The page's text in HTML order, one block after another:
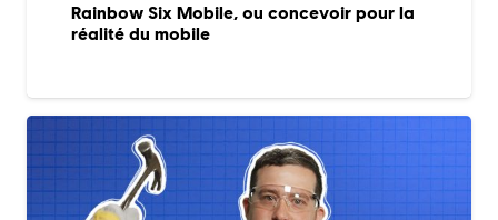
Rainbow Six Mobile, ou concevoir pour la
réalité du mobile